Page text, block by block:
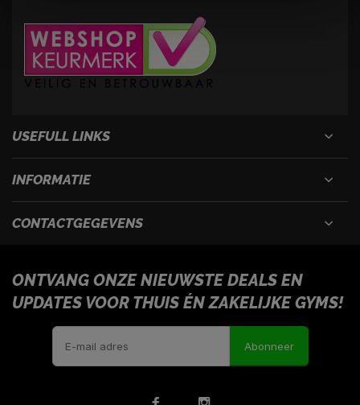
USEFULL LINKS
INFORMATIE
CONTACTGEGEVENS
ONTVANG ONZE NIEUWSTE DEALS EN
UPDATES VOOR THUIS ÉN ZAKELIJKE GYMS!
Abonneer